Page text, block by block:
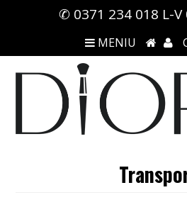
✆ 0371 234 018 L-V
MENIU